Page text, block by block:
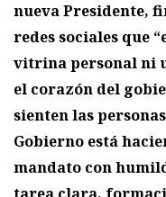
nueva Presidente,
redes sociales que
vitrina personal ni
el corazón del
sienten las
Gobierno está
mandato con